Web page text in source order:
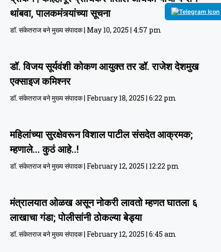
थांबवा, पालकमंत्र्यांच्या सूचना
डॉ. संकेतराज बने मुख्य संपादक May 10, 2025 4:57 pm
डॉ. विजय सूर्यवंशी कोकण आयुक्त तर डॉ. राजेश देशमुख
एक्साइज कमिश्नर
डॉ. संकेतराज बने मुख्य संपादक February 18, 2025 6:22 pm
महिलांच्या सुरक्षेवरून विशाल पाटील संसदेत आक्रमक;
म्हणाले… कुठं आहे..!
डॉ. संकेतराज बने मुख्य संपादक February 12, 2025 12:22 pm
मंत्रालयात ओळख असून नोकरी लावतो म्हणत घातला ६
लाखाचा गंडा; पोलीसांनी ठोकल्या बेड्या
डॉ. संकेतराज बने मुख्य संपादक February 12, 2025 6:45 am